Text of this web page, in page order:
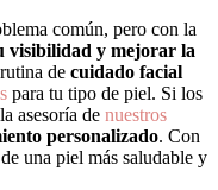
común, pero con la
visibilidad y mejorar la
de cuidado facial
para tu tipo de piel. Si los
asesoría de nuestros
personalizado. Con
una piel más saludable y